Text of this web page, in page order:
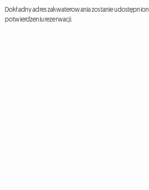
Dokładny adres zakwaterowania zostanie
potwierdzeniu rezerwacji.